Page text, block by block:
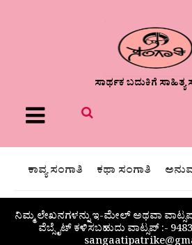
ಸಾರ್ಥಕ ಬದುಕಿಗೆ ಸಾಹಿತ್ಯ
Menu
ಕಾವ್ಯ ಸಂಗಾತಿ ಕಥಾ ಸಂಗಾತಿ
ನಿಮ್ಮ ಲೇಖನಗಳನ್ನು ಇ-ಮೇಲ್ ಅಥವಾ
ವೆಬ್ಸೈಟ್ ಕಳಿಸಬಹುದು ವಾಟ್ಸಪ್‌ :-